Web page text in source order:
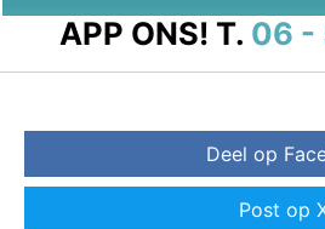
APP ONS! T. 06 -
Deel op
Post op